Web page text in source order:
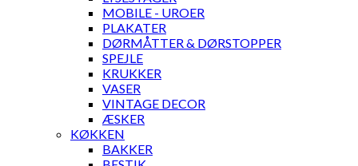
MOBILE - UROER
PLAKATER
DØRMÅTTER & DØRSTOPPER
SPEJLE
KRUKKER
VASER
VINTAGE DECOR
ÆSKER
KØKKEN
BAKKER